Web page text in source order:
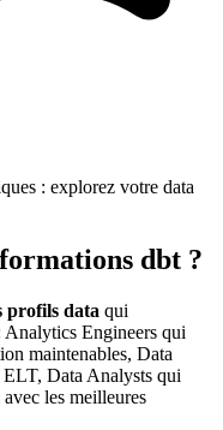
: explorez votre data
dbt ?
profils data qui
Analytics Engineers qui
maintenables, Data
Data Analysts qui
les meilleures